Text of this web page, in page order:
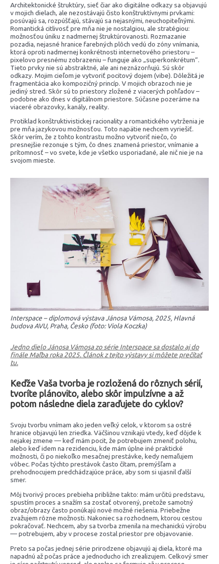
Architektonické štruktúry, sieť čiar ako digitálne odkazy sa objavujú
v mojich dielach, ale nezostávajú čisto konštruktívnymi prvkami:
posúvajú sa, rozpúšťajú, stávajú sa nejasnými, neuchopiteľnými.
Romantická citlivosť pre mňa nie je nostalgiou, ale stratégiou:
možnosťou úniku z nadmernej štruktúrovanosti. Rozmazanie
pozadia, nejasné hranice farebných plôch vedú do zóny vnímania,
ktorá oproti nadmernej konkrétnosti internetového priestoru –
pixelovo presnému zobrazeniu – funguje ako „superkonkrétum“.
Tieto prvky nie sú abstraktné, ale ani neznázorňujú. Sú skôr
odkazy. Mojim cieľom je vytvoriť pocitový dojem (vibe). Dôležitá je
fragmentácia ako kompozičný princíp. V mojich obrazoch nie je
jediný stred. Skôr sú to priestory zložené z viacerých pohľadov –
podobne ako dnes v digitálnom priestore. Súčasne pozeráme na
viaceré obrazovky, kanály, reality.
Protiklad konštruktivistickej racionality a romantického vytrženia je
pre mňa jazykovou možnosťou. Toto napätie nechcem vyriešiť.
Skôr verím, že z tohto kontrastu možno vytvoriť niečo, čo
presnejšie rezonuje s tým, čo dnes znamená priestor, vnímanie a
prítomnosť – vo svete, kde je všetko usporiadané, ale nič nie je na
svojom mieste.
Interspace – diplomová výstava Jánosa Vámosa, 2025, Hlavná
budova AVU, Praha, Česko (foto: Viola Koczka)
Jedno dielo Jánosa Vámosa zo série Interspace sa dostalo aj do
finále Maľba roka 2025. Článok z tejto výstavy si môžete prečítať
tu.
Keďže Vaša tvorba je rozložená do rôznych sérií,
tvoríte plánovito, alebo skôr impulzívne a až
potom následne diela zaraďujete do cyklov?
Svoju tvorbu vnímam ako jeden veľký celok, v ktorom sa ostré
hranice objavujú len zriedka. Väčšinou vznikajú vtedy, keď dôjde k
nejakej zmene — keď mám pocit, že potrebujem zmeniť polohu,
alebo keď idem na rezidenciu, kde mám úplne iné praktické
možnosti, či po niekoľko mesačnej prestávke, kedy nemaľujem
vôbec. Počas týchto prestávok často čítam, premýšľam a
prehodnocujem predchádzajúce práce, aby som si ujasnil ďalší
smer.
Môj tvorivý proces prebieha približne takto: mám určitú predstavu,
spustím proces a snažím sa zostať otvorený, pretože samotný
obraz/obrazy často ponúkajú nové možné riešenia. Priebežne
zvažujem rôzne možnosti. Nakoniec sa rozhodnem, ktorou cestou
pokračovať. Nechcem, aby sa tvorba zmenila na mechanickú výrobu
— potrebujem, aby v procese zostal priestor pre objavovanie.
Preto sa počas jednej série prirodzene objavujú aj diela, ktoré ma
napadnú až počas práce a jednoducho ich zrealizujem. Celkový smer